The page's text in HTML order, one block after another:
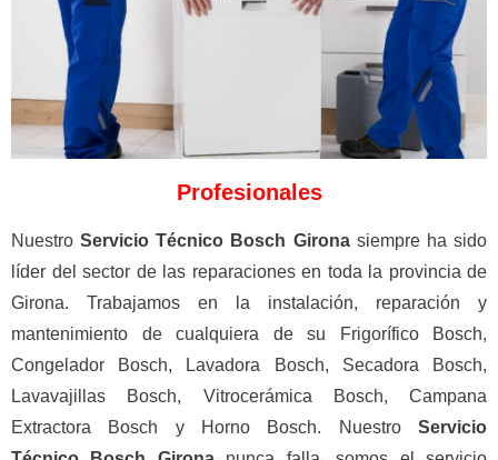
Profesionales
Nuestro Servicio Técnico Bosch Gironasiempre ha sido
líder del sector de las reparaciones en toda la provincia de
Girona. Trabajamos en la instalación, reparación y
mantenimiento de cualquiera de su Frigorífico Bosch,
Congelador Bosch, Lavadora Bosch, Secadora Bosch,
Lavavajillas Bosch, Vitrocerámica Bosch, Campana
Extractora Bosch y Horno Bosch. Nuestro Servicio